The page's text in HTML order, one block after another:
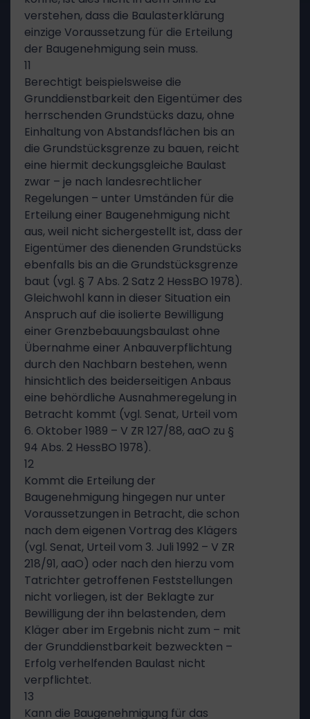
verstehen, dass die Baulasterklärung
einzige Voraussetzung für die Erteilung
der Baugenehmigung sein muss.
11
Berechtigt beispielsweise die
Grunddienstbarkeit den Eigentümer des
herrschenden Grundstücks dazu, ohne
Einhaltung von Abstandsflächen bis an
die Grundstücksgrenze zu bauen, reicht
eine hiermit deckungsgleiche Baulast
zwar – je nach landesrechtlicher
Regelungen – unter Umständen für die
Erteilung einer Baugenehmigung nicht
aus, weil nicht sichergestellt ist, dass der
Eigentümer des dienenden Grundstücks
ebenfalls bis an die Grundstücksgrenze
baut (vgl. § 7 Abs. 2 Satz 2 HessBO 1978).
Gleichwohl kann in dieser Situation ein
Anspruch auf die isolierte Bewilligung
einer Grenzbebauungsbaulast ohne
Übernahme einer Anbauverpflichtung
durch den Nachbarn bestehen, wenn
hinsichtlich des beiderseitigen Anbaus
eine behördliche Ausnahmeregelung in
Betracht kommt (vgl. Senat, Urteil vom
6. Oktober 1989 – V ZR 127/88, aaO zu §
94 Abs. 2 HessBO 1978).
12
Kommt die Erteilung der
Baugenehmigung hingegen nur unter
Voraussetzungen in Betracht, die schon
nach dem eigenen Vortrag des Klägers
(vgl. Senat, Urteil vom 3. Juli 1992 – V ZR
218/91, aaO) oder nach den hierzu vom
Tatrichter getroffenen Feststellungen
nicht vorliegen, ist der Beklagte zur
Bewilligung der ihn belastenden, dem
Kläger aber im Ergebnis nicht zum – mit
der Grunddienstbarkeit bezweckten –
Erfolg verhelfenden Baulast nicht
verpflichtet.
13
Kann die Baugenehmigung für das